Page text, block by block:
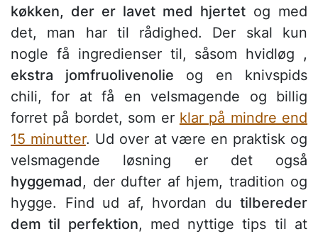
køkken, der er lavet med hjertet og med
det, man har til rådighed. Der skal kun
nogle få ingredienser til, såsom hvidløg ,
ekstra jomfruolivenolie og en knivspids
chili, for at få en velsmagende og billig
forret på bordet, som er klar på mindre end
15 minutter. Ud over at være en praktisk og
velsmagende løsning er det også
hyggemad, der dufter af hjem, tradition og
hygge. Find ud af, hvordan du tilbereder
dem til perfektion, med nyttige tips til at